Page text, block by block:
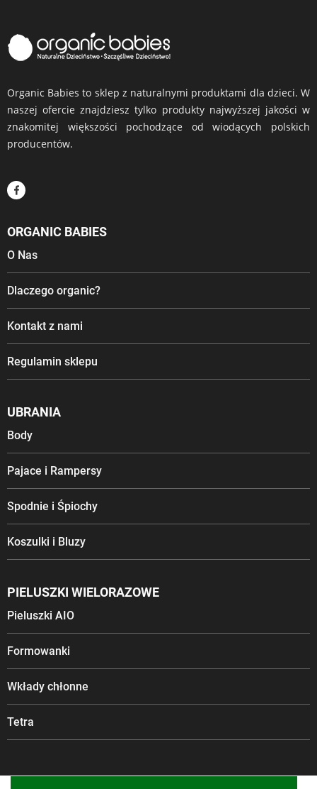
Organic Babies to sklep z naturalnymi produktami dla dzieci. W
naszej ofercie znajdziesz tylko produkty najwyższej jakości w
znakomitej większości pochodzące od wiodących polskich
producentów.
ORGANIC BABIES
O Nas
Dlaczego organic?
Kontakt z nami
Regulamin sklepu
UBRANIA
Body
Pajace i Rampersy
Spodnie i Śpiochy
Koszulki i Bluzy
PIELUSZKI WIELORAZOWE
Pieluszki AIO
Formowanki
Wkłady chłonne
Tetra